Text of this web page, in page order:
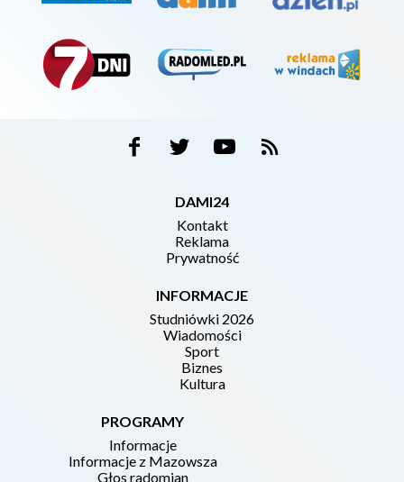
DAMI24
Kontakt
Reklama
Prywatność
INFORMACJE
Studniówki 2026
Wiadomości
Sport
Biznes
Kultura
PROGRAMY
Informacje
Informacje z Mazowsza
Głos radomian